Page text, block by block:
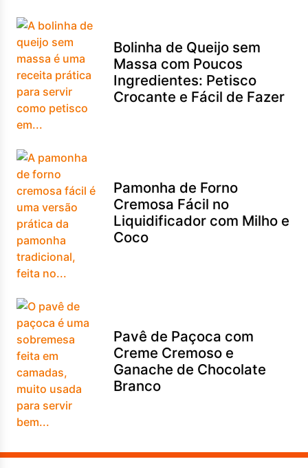
Bolinha de Queijo sem
Massa com Poucos
Ingredientes: Petisco
Crocante e Fácil de Fazer
Pamonha de Forno
Cremosa Fácil no
Liquidificador com Milho e
Coco
Pavê de Paçoca com
Creme Cremoso e
Ganache de Chocolate
Branco